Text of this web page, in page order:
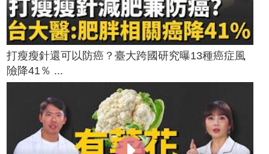
打瘦瘦針還可以防癌？臺大跨國研究曝13種癌症風
險降41％ ...